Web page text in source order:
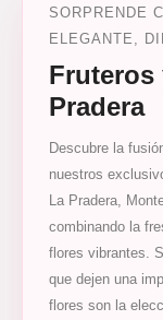
SORPRENDE
ELEGANTE,
Fruteros
Pradera
Descubre la
nuestros
La Pradera,
combinando la
flores vibrantes.
que dejen una
flores son la